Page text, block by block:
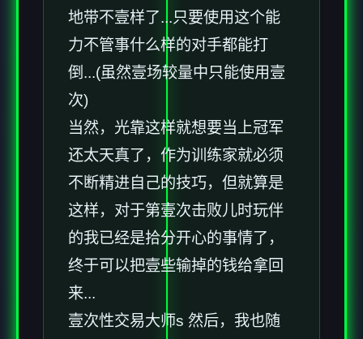
地带不壹样了...只要使用这个能
力不管事什么样的对手都能打
倒...(虽然壹场较量中只能使用壹
次)
当然，光靠这样就想要当上冠军
还太天真了，作为训练家就必须
不断精进自己的技巧，但就算是
这样，对于第壹次击败儿时玩伴
的我已经是拾分开心的事情了，
终于可以把壹些输掉的钱给拿回
来...
壹次性交易大师s 然后，我也随